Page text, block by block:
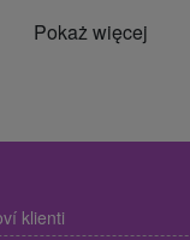
Pokaż więcej
klienti